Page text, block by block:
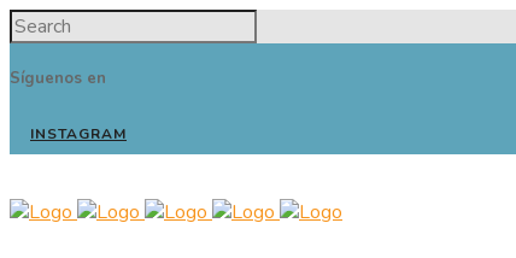
Síguenos en
INSTAGRAM